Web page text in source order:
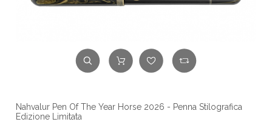
Nahvalur Pen Of The Year Horse 2026 - Penna Stilografica
Edizione Limitata